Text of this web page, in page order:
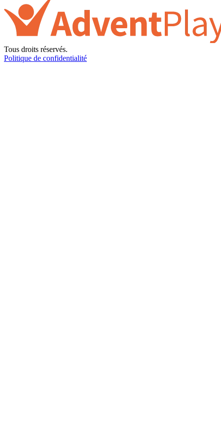
Tous droits réservés.
Politique de confidentialité